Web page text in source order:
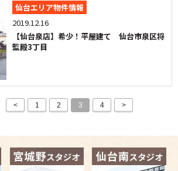
仙台エリア物件情報
2019.12.16
【仙台泉店】希少！平屋建て 仙台市泉区将
監殿3丁目
< 1 2 3 4 >